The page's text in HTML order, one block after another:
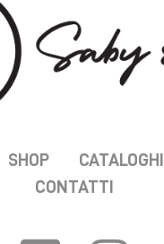
SHOP CATALOGHI
CONTATTI